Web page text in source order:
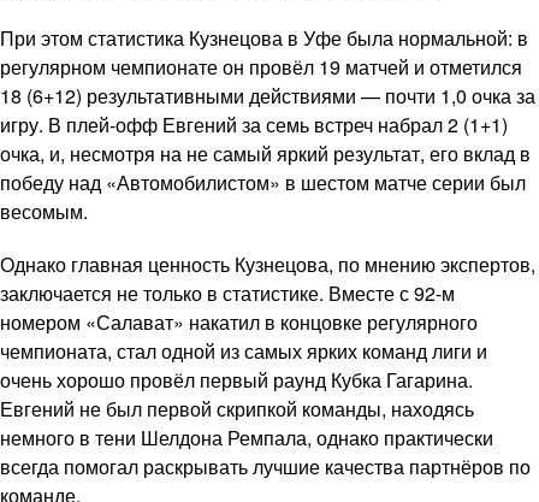
При этом статистика Кузнецова в Уфе была нормальной: в
регулярном чемпионате он провёл 19 матчей и отметился
18 (6+12) результативными действиями — почти 1,0 очка за
игру. В плей-офф Евгений за семь встреч набрал 2 (1+1)
очка, и, несмотря на не самый яркий результат, его вклад в
победу над «Автомобилистом» в шестом матче серии был
весомым.
Однако главная ценность Кузнецова, по мнению экспертов,
заключается не только в статистике. Вместе с 92-м
номером «Салават» накатил в концовке регулярного
чемпионата, стал одной из самых ярких команд лиги и
очень хорошо провёл первый раунд Кубка Гагарина.
Евгений не был первой скрипкой команды, находясь
немного в тени Шелдона Ремпала, однако практически
всегда помогал раскрывать лучшие качества партнёров по
команде.